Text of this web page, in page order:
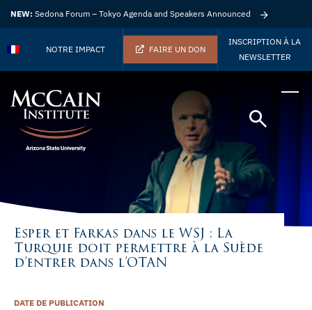
NEW: Sedona Forum – Tokyo Agenda and Speakers Announced
NOTRE IMPACT FAIRE UN DON
INSCRIPTION À LA
NEWSLETTER
Esper et Farkas dans le WSJ : La
Turquie doit permettre à la Suède
d’entrer dans l’OTAN
DATE DE PUBLICATION